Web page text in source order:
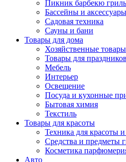
Пикник барбекю гриль
Бассейны и аксессуары
Садовая техника
Сауны и бани
Товары для дома
Хозяйственные товары
Товары для праздников
Мебель
Интерьер
Освещение
Посуда и кухонные
Бытовая химия
Текстиль
Товары для красоты
Техника для красоты и
Средства и предметы
Косметика
Авто